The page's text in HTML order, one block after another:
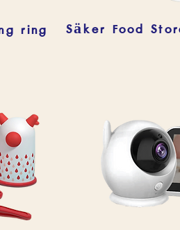
ring Säker Food